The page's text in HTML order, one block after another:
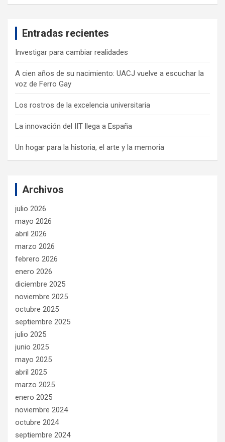
Entradas recientes
Investigar para cambiar realidades
A cien años de su nacimiento: UACJ vuelve a escuchar la
voz de Ferro Gay
Los rostros de la excelencia universitaria
La innovación del IIT llega a España
Un hogar para la historia, el arte y la memoria
Archivos
julio 2026
mayo 2026
abril 2026
marzo 2026
febrero 2026
enero 2026
diciembre 2025
noviembre 2025
octubre 2025
septiembre 2025
julio 2025
junio 2025
mayo 2025
abril 2025
marzo 2025
enero 2025
noviembre 2024
octubre 2024
septiembre 2024